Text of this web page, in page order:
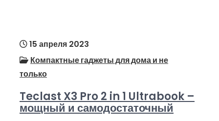
15 апреля 2023
Компактные гаджеты для дома и не
только
Teclast X3 Pro 2 in 1 Ultrabook –
мощный и самодостаточный